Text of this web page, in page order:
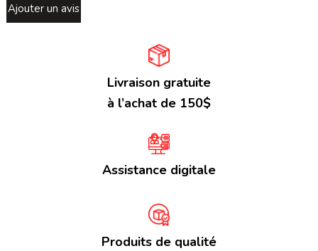
Ajouter un avis
Livraison gratuite
à l’achat de 150$
Assistance digitale
Produits de qualité